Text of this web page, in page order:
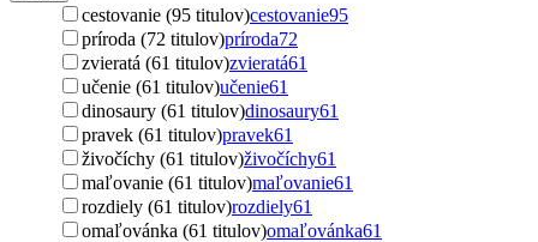
cestovanie (95 titulov)cestovanie95
príroda (72 titulov)príroda72
zvieratá (61 titulov)zvieratá61
učenie (61 titulov)učenie61
dinosaury (61 titulov)dinosaury61
pravek (61 titulov)pravek61
živočíchy (61 titulov)živočíchy61
maľovanie (61 titulov)maľovanie61
rozdiely (61 titulov)rozdiely61
omaľovánka (61 titulov)omaľovánka61